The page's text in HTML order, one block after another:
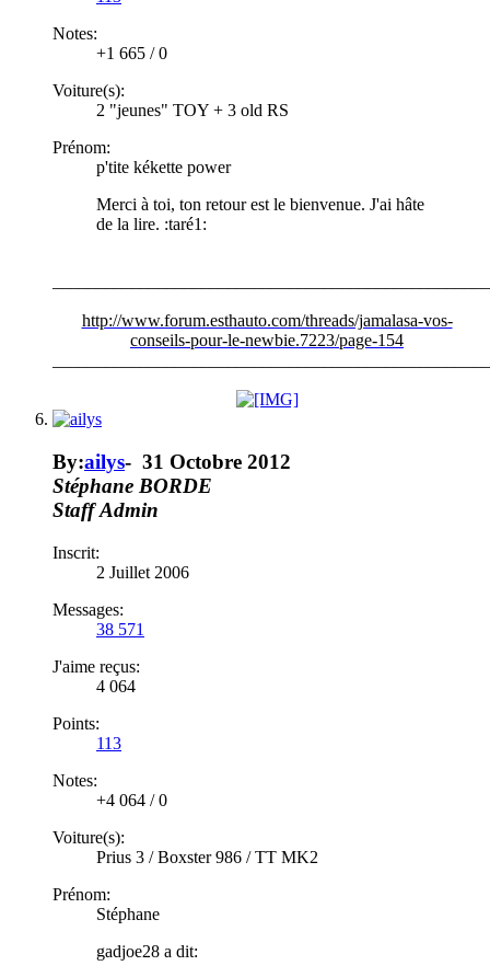
Notes:
+1 665 /0
Voiture(s):
2 "jeunes" TOY + 3 old RS
Prénom:
p'tite kékette power
Merci à toi, ton retour est le bienvenue. J'ai hâte
de la lire. :taré1:
http://www.forum.esthauto.com/threads/jamalasa-vos-
conseils-pour-le-newbie.7223/page-154
By:ailys- 31 Octobre 2012
Stéphane BORDE
Staff Admin
Inscrit:
2 Juillet 2006
Messages:
38 571
J'aime reçus:
4 064
Points:
113
Notes:
+4 064 /0
Voiture(s):
Prius 3 / Boxster 986 / TT MK2
Prénom:
Stéphane
gadjoe28 a dit: